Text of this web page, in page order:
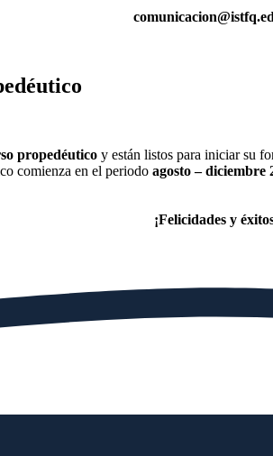
propedéutico y están listos para iniciar su
comienza en el periodo agosto – diciembre
¡Felicidades y